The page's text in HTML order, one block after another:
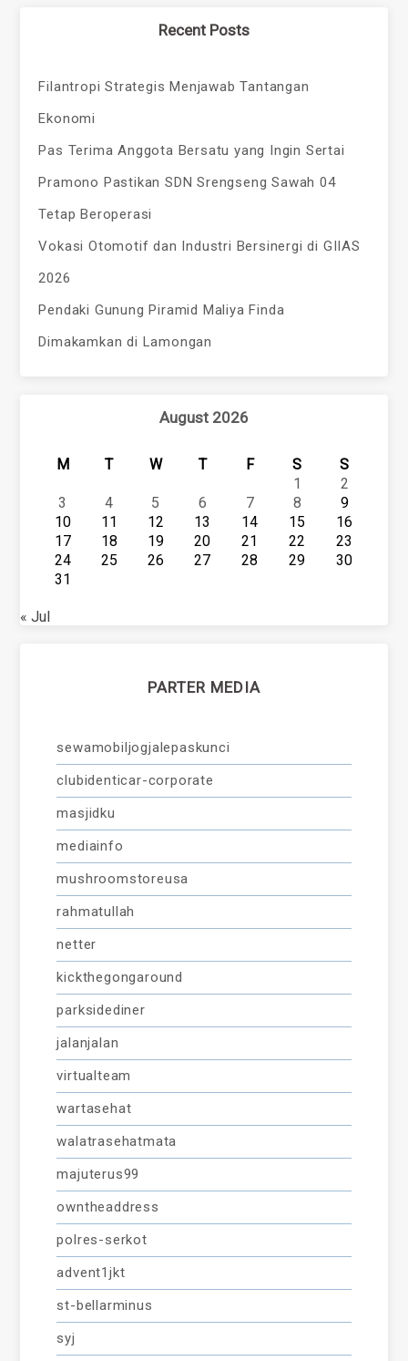
Recent Posts
Filantropi Strategis Menjawab Tantangan
Ekonomi
Pas Terima Anggota Bersatu yang Ingin Sertai
Pramono Pastikan SDN Srengseng Sawah 04
Tetap Beroperasi
Vokasi Otomotif dan Industri Bersinergi di GIIAS
2026
Pendaki Gunung Piramid Maliya Finda
Dimakamkan di Lamongan
August 2026
M T W T F S
S
1
2
3
4 5 6 7 8
9
10
11 12 13 14 15
16
17
18 19 20 21 22
23
24
25 26 27 28 29
30
31
« Jul
PARTER MEDIA
sewamobiljogjalepaskunci
clubidenticar-corporate
masjidku
mediainfo
mushroomstoreusa
rahmatullah
netter
kickthegongaround
parksidediner
jalanjalan
virtualteam
wartasehat
walatrasehatmata
majuterus99
owntheaddress
polres-serkot
advent1jkt
st-bellarminus
syj